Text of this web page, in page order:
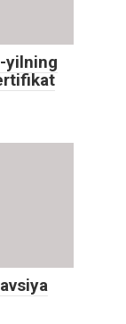
yilning